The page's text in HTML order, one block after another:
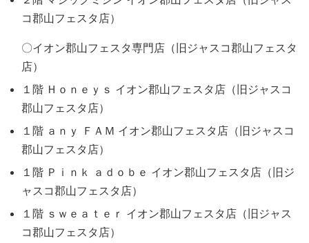
コ郡山フェスタ店）
〇イオン郡山フェスタ専門店（旧ジャスコ郡山フェスタ
店）
１階 Ｈｏｎｅｙｓ イオン郡山フェスタ店（旧ジャスコ
郡山フェスタ店）
１階 ａｎｙ ＦＡＭ イオン郡山フェスタ店（旧ジャスコ
郡山フェスタ店）
１階 Ｐｉｎｋ ａｄｏｂｅ イオン郡山フェスタ店（旧ジ
ャスコ郡山フェスタ店）
１階 ｓｗｅａｔｅｒ イオン郡山フェスタ店（旧ジャス
コ郡山フェスタ店）